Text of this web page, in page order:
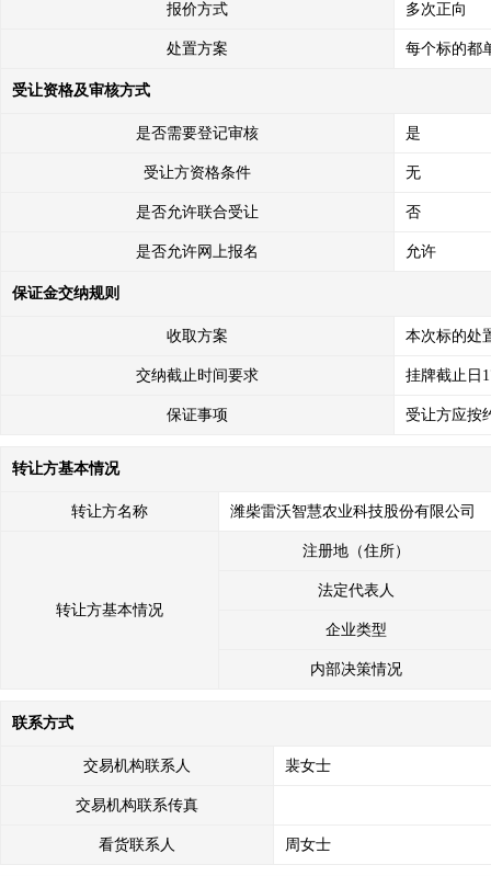
报价方式 多次正向
处置方案 每个标的都
受让资格及审核方式
是否需要登记审核 是
受让方资格条件 无
是否允许联合受让 否
是否允许网上报名 允许
保证金交纳规则
收取方案 本次标的处
交纳截止时间要求 挂牌截止日
保证事项 受让方应按
转让方基本情况
转让方名称 潍柴雷沃智慧农业科技股份有限公司
转让方基本情况
注册地（住所）
法定代表人
企业类型
内部决策情况
联系方式
交易机构联系人 裴女士
交易机构联系传真
看货联系人 周女士